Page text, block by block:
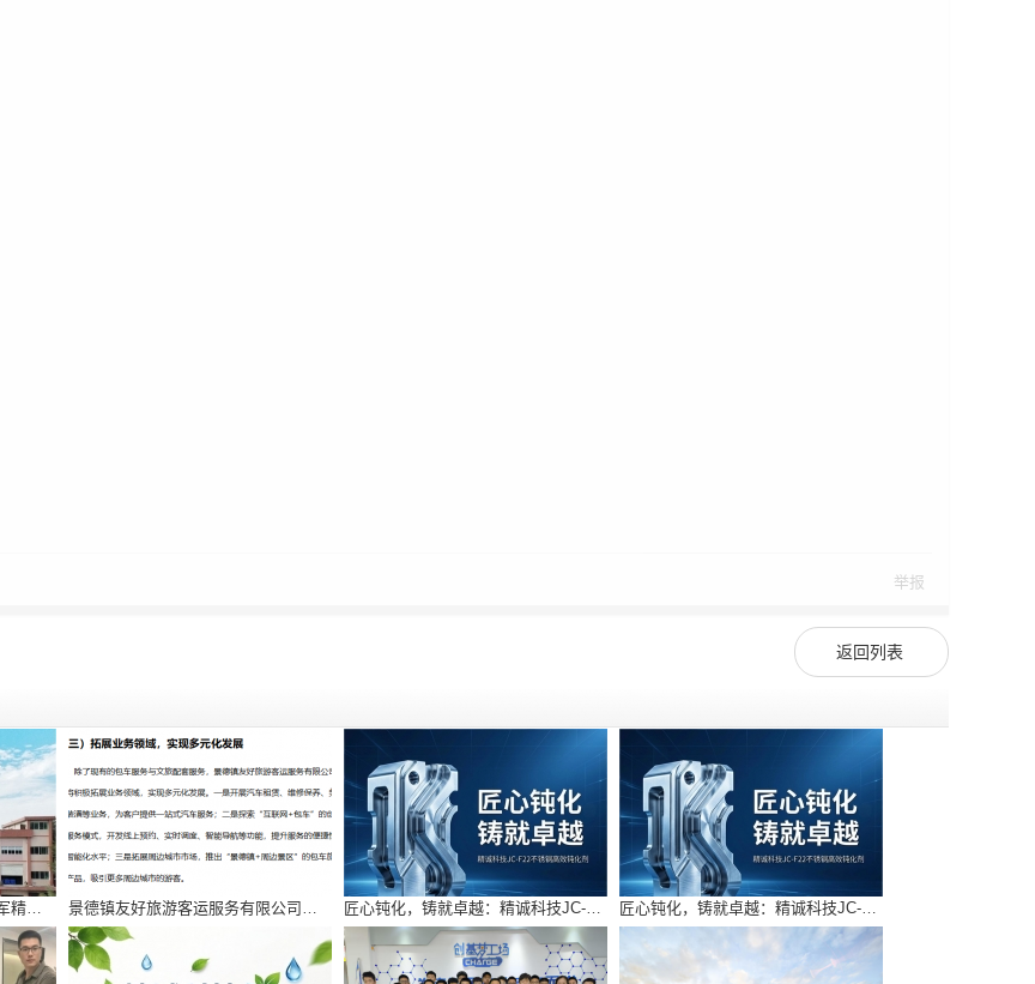
举报
返回列表
从绿茵场到化工赛道：草根冠军精神铸就精诚科技三十年逆袭路 景德镇友好旅游客运服务有限公司：一站式出行与文旅服务的融合先行实践者 匠心钝化，铸就卓越：精诚科技JC-F22不锈钢高效钝化剂 匠心钝化，铸就卓越：精诚科技JC-F22不锈钢高效钝化剂